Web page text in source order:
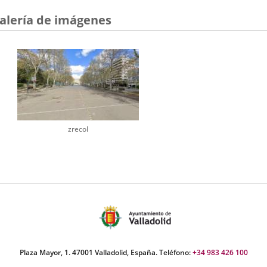
de imágenes
zrecol
Plaza Mayor, 1. 47001 Valladolid, España. Teléfono:+34 983 426 100